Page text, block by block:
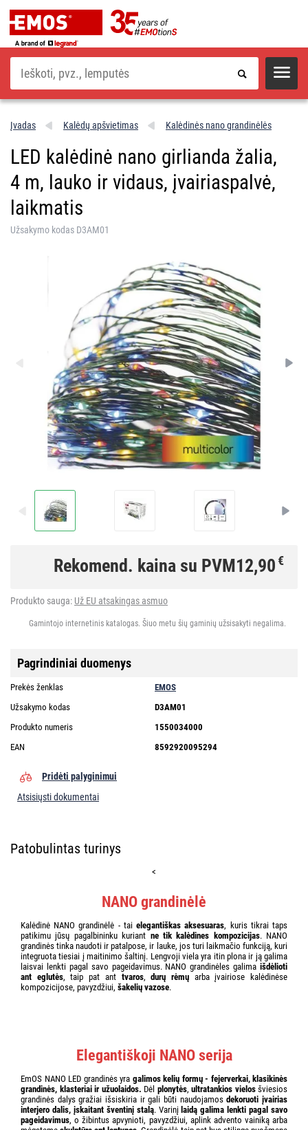
Paieška
Įvadas Kalėdų apšvietimas Kalėdinės nano grandinėlės
LED kalėdinė nano girlianda žalia,
4 m, lauko ir vidaus, įvairiaspalvė,
laikmatis
Užsakymo kodas D3AM01
Rekomend. kaina su PVM12,90€
Produkto sauga: Už EU atsakingas asmuo
Gamintojo internetinis katalogas. Šiuo metu šių gaminių užsisakyti negalima.
Pagrindiniai duomenys
Prekės ženklas
EMOS
Užsakymo kodas
D3AM01
Produkto numeris
1550034000
EAN
8592920095294
Pridėti palyginimui
Atsisiųsti dokumentai
Patobulintas turinys
<
NANO grandinėlė
Kalėdinė NANO grandinėlė - taielegantiškas aksesuaras, kuris tikrai taps
patikimu jūsų pagalbininku kuriant ne tik kalėdines kompozicijas. NANO
grandinės tinka naudoti ir patalpose, ir lauke, jos turi laikmačio funkciją, kuri
integruota tiesiai į maitinimo šaltinį. Lengvoji viela yra itin plona ir ją galima
laisvai lenkti pagal savo pageidavimus. NANO grandinėles galima išdėlioti
ant eglutės, taip pat ant tvaros,durų rėmųarba įvairiose kalėdinėse
kompozicijose, pavyzdžiui, šakelių vazose.
Elegantiškoji NANO serija
EmOS NANO LED grandinės yra galimos kelių formų - fejerverkai, klasikinės
grandinės, klasteriai ir užuolaidos. Dėl plonytės, ultratankios vielosšviesios
grandinės dalys gražiai išsiskiria ir gali būti naudojamosdekoruoti įvairias
interjero dalis, įskaitant šventinį stalą. Varinį laidą galima lenkti pagal savo
pageidavimus, o žibintus apvynioti, pavyzdžiui, aplink advento vainiką arba